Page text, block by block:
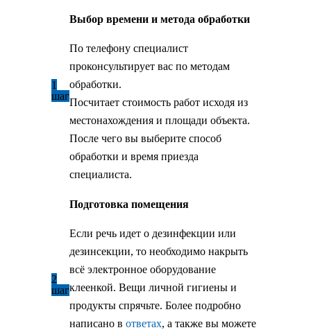
1
шаг
Выбор времени и метода обработки
По телефону специалист
проконсультирует вас по методам
обработки.
Посчитает стоимость работ исходя из
местонахождения и площади объекта.
После чего вы выберите способ
обработки и время приезда
специалиста.
2
шаг
Подготовка помещения
Если речь идет о дезинфекции или
дезинсекции, то необходимо накрыть
всё электронное оборудование
клеенкой. Вещи личной гигиены и
продукты спрячьте. Более подробно
написано в ответах, а также вы можете